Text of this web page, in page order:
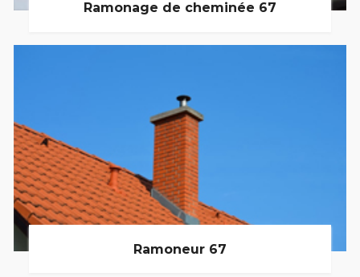
Ramonage de cheminée 67
Ramoneur 67